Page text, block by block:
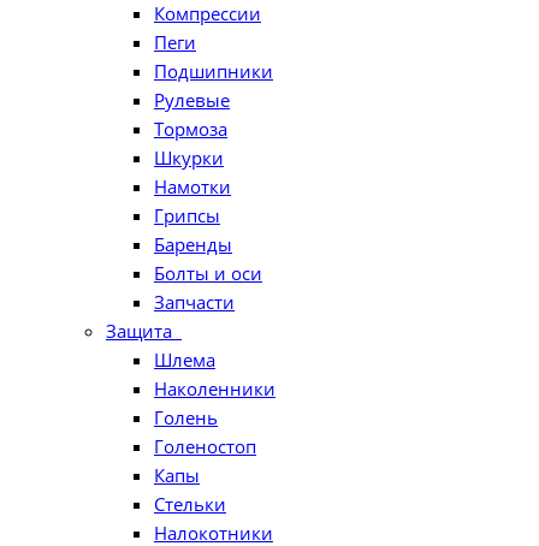
Компрессии
Пеги
Подшипники
Рулевые
Тормоза
Шкурки
Намотки
Грипсы
Баренды
Болты и оси
Запчасти
Защита
Шлема
Наколенники
Голень
Голеностоп
Капы
Стельки
Налокотники